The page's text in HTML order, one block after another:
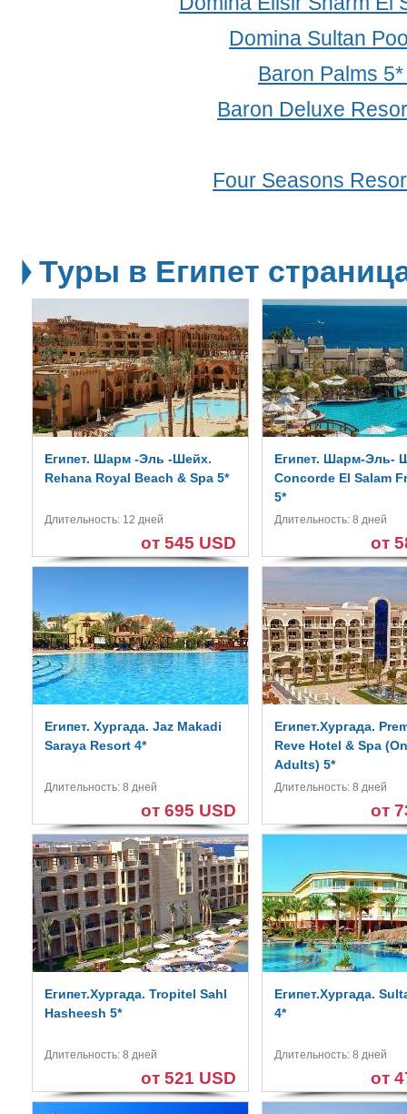
Domina Sultan
Baron Palms
Baron Deluxe
Four Seasons
Туры в Египет
Египет. Шарм -Эль -Шейх.
Rehana Royal Beach & Spa 5*
Длительность: 12 дней
от 545 USD
Египет. Шарм-Эль-
Concorde El Salam
5*
Длительность: 8 дней
от
Египет. Хургада. Jaz Makadi
Saraya Resort 4*
Длительность: 8 дней
от 695 USD
Египет.Хургада.
Reve Hotel & Spa
Adults) 5*
Длительность: 8 дней
от
Египет.Хургада. Tropitel Sahl
Hasheesh 5*
Длительность: 8 дней
от 521 USD
Египет.Хургада.
4*
Длительность: 8 дней
от